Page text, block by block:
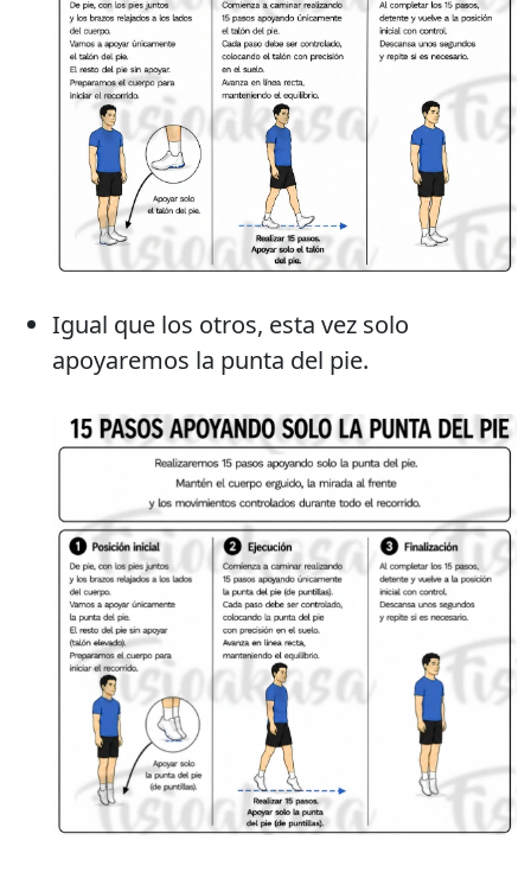
Igual que los otros, esta vez solo
apoyaremos la punta del pie.